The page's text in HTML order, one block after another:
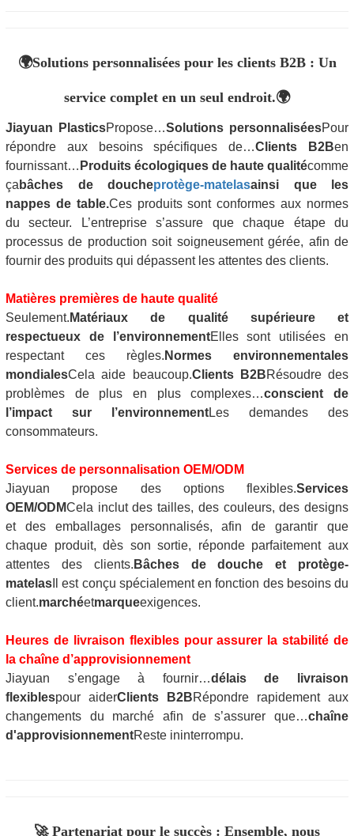
🌍Solutions personnalisées pour les clients B2B : Un
service complet en un seul endroit.🌍
Jiayuan PlasticsPropose…Solutions personnaliséesPour
répondre aux besoins spécifiques de…Clients B2Ben
fournissant… Produits écologiques de haute qualitécomme
ça bâches de doucheprotège-matelasainsi que les
nappes de table.Ces produits sont conformes aux normes
du secteur. L’entreprise s’assure que chaque étape du
processus de production soit soigneusement gérée, afin de
fournir des produits qui dépassent les attentes des clients.
Matières premières de haute qualité
Seulement. Matériaux de qualité supérieure et
respectueux de l’environnementElles sont utilisées en
respectant ces règles. Normes environnementales
mondialesCela aide beaucoup.Clients B2BRésoudre des
problèmes de plus en plus complexes…conscient de
l’impact sur l’environnementLes demandes des
consommateurs.
Services de personnalisation OEM/ODM
Jiayuan propose des options flexibles.Services
OEM/ODMCela inclut des tailles, des couleurs, des designs
et des emballages personnalisés, afin de garantir que
chaque produit, dès son sortie, réponde parfaitement aux
attentes des clients. Bâches de douche et protège-
matelas Il est conçu spécialement en fonction des besoins du
client.marchéetmarqueexigences.
Heures de livraison flexibles pour assurer la stabilité de
la chaîne d’approvisionnement
Jiayuan s’engage à fournir…délais de livraison
flexiblespour aiderClients B2BRépondre rapidement aux
changements du marché afin de s’assurer que…chaîne
d'approvisionnementReste ininterrompu.
🚀 Partenariat pour le succès : Ensemble, nous